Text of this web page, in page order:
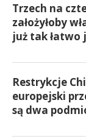
Trzech na
założyłoby
już tak łatwo
Restrykcje
europejski
są dwa